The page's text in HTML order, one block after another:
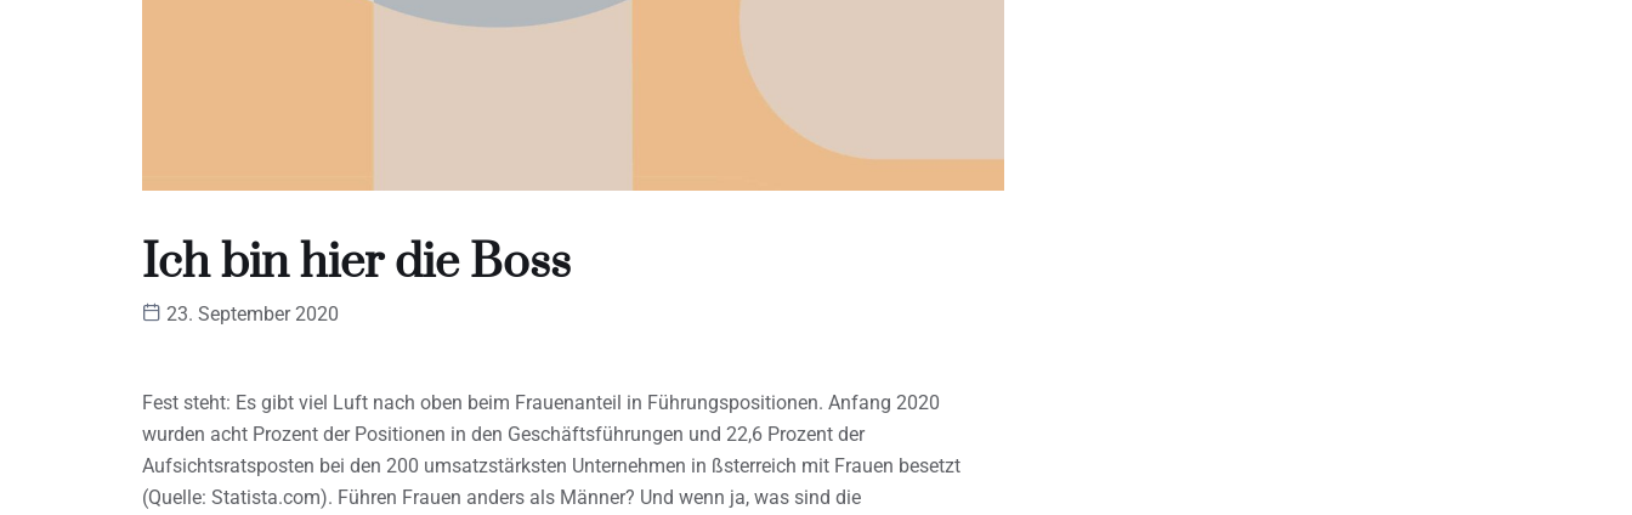
Ich bin hier die Boss
23. September 2020
Fest steht: Es gibt viel Luft nach oben beim Frauenanteil in Führungspositionen. Anfang 2020
wurden acht Prozent der Positionen in den Geschäftsführungen und 22,6 Prozent der
Aufsichtsratsposten bei den 200 umsatzstärksten Unternehmen in ßsterreich mit Frauen besetzt
(Quelle: Statista.com). Führen Frauen anders als Männer? Und wenn ja, was sind die